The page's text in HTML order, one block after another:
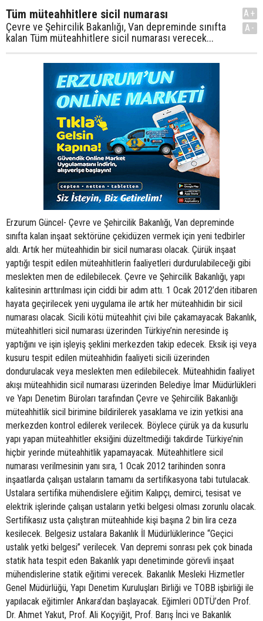
Tüm müteahhitlere sicil numarası
Çevre ve Şehircilik Bakanlığı, Van depreminde sınıfta
kalan Tüm müteahhitlere sicil numarası verecek...
A+
A-
Erzurum Güncel- Çevre ve Şehircilik Bakanlığı, Van depreminde
sınıfta kalan inşaat sektörüne çekidüzen vermek için yeni tedbirler
aldı. Artık her müteahhidin bir sicil numarası olacak. Çürük inşaat
yaptığı tespit edilen müteahhitlerin faaliyetleri durdurulabileceği gibi
meslekten men de edilebilecek. Çevre ve Şehircilik Bakanlığı, yapı
kalitesinin arttırılması için ciddi bir adım attı. 1 Ocak 2012’den itibaren
hayata geçirilecek yeni uygulama ile artık her müteahhidin bir sicil
numarası olacak. Sicili kötü müteahhit çivi bile çakamayacak Bakanlık,
müteahhitleri sicil numarası üzerinden Türkiye’nin neresinde iş
yaptığını ve işin işleyiş şeklini merkezden takip edecek. Eksik işi veya
kusuru tespit edilen müteahhidin faaliyeti sicili üzerinden
dondurulacak veya meslekten men edilebilecek. Müteahhidin faaliyet
akışı müteahhidin sicil numarası üzerinden Belediye İmar Müdürlükleri
ve Yapı Denetim Büroları tarafından Çevre ve Şehircilik Bakanlığı
müteahhitlik sicil birimine bildirilerek yasaklama ve izin yetkisi ana
merkezden kontrol edilerek verilecek. Böylece çürük ya da kusurlu
yapı yapan müteahhitler eksiğini düzeltmediği takdirde Türkiye’nin
hiçbir yerinde müteahhitlik yapamayacak. Müteahhitlere sicil
numarası verilmesinin yanı sıra, 1 Ocak 2012 tarihinden sonra
inşaatlarda çalışan ustaların tamamı da sertifikasyona tabi tutulacak.
Ustalara sertifika mühendislere eğitim Kalıpçı, demirci, tesisat ve
elektrik işlerinde çalışan ustaların yetki belgesi olması zorunlu olacak.
Sertifikasız usta çalıştıran müteahhide kişi başına 2 bin lira ceza
kesilecek. Belgesiz ustalara Bakanlık İl Müdürlüklerince “Geçici
ustalık yetki belgesi” verilecek. Van depremi sonrası pek çok binada
statik hata tespit eden Bakanlık yapı denetiminde görevli inşaat
mühendislerine statik eğitimi verecek. Bakanlık Mesleki Hizmetler
Genel Müdürlüğü, Yapı Denetim Kuruluşları Birliği ve TOBB işbirliği ile
yapılacak eğitimler Ankara’dan başlayacak. Eğimleri ODTÜ’den Prof.
Dr. Ahmet Yakut, Prof. Ali Koçyiğit, Prof. Barış İnci ve Bakanlık